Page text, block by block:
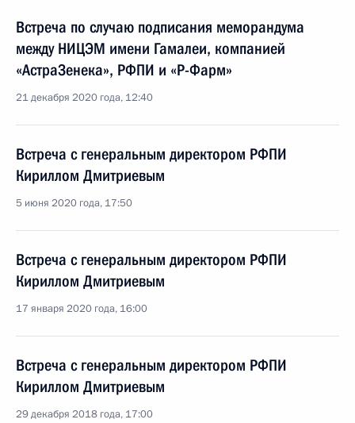
Встреча по случаю подписания меморандума
между НИЦЭМ имени Гамалеи, компанией
«АстраЗенека», РФПИ и «Р-Фарм»
21 декабря 2020 года, 12:40
Встреча с генеральным директором РФПИ
Кириллом Дмитриевым
5 июня 2020 года, 17:50
Встреча с генеральным директором РФПИ
Кириллом Дмитриевым
17 января 2020 года, 16:00
Встреча с генеральным директором РФПИ
Кириллом Дмитриевым
29 декабря 2018 года, 17:00